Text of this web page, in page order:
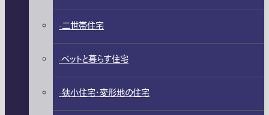
二世帯住宅
ペットと暮らす住宅
狭小住宅・変形地の住宅